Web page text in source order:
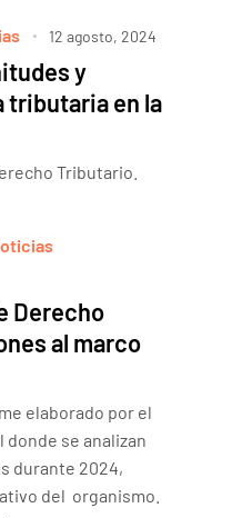
12 agosto, 2024
y
tributaria en la
Tributario.
Derecho
al marco
elaborado por el
se analizan
durante 2024,
del organismo.